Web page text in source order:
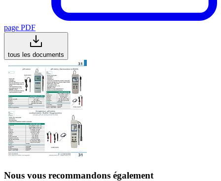
page PDF
tous les documents
Nous vous recommandons également